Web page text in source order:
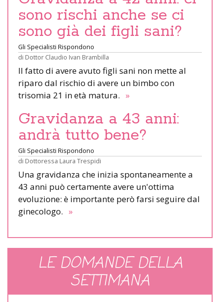
sono rischi anche se ci
sono già dei figli sani?
Gli Specialisti Rispondono
di Dottor Claudio Ivan Brambilla
Il fatto di avere avuto figli sani non mette al
riparo dal rischio di avere un bimbo con
trisomia 21 in età matura. »
Gravidanza a 43 anni:
andrà tutto bene?
Gli Specialisti Rispondono
di Dottoressa Laura Trespidi
Una gravidanza che inizia spontaneamente a
43 anni può certamente avere un'ottima
evoluzione: è importante però farsi seguire dal
ginecologo. »
LE DOMANDE DELLA
SETTIMANA